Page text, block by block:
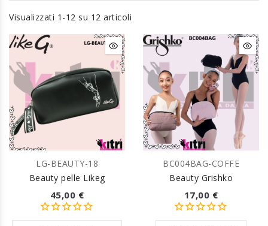
Visualizzati 1-12 su 12 articoli
LG-BEAUTY-18
Beauty pelle Likeg
45,00 €
BC004BAG-COFFE
Beauty Grishko
17,00 €